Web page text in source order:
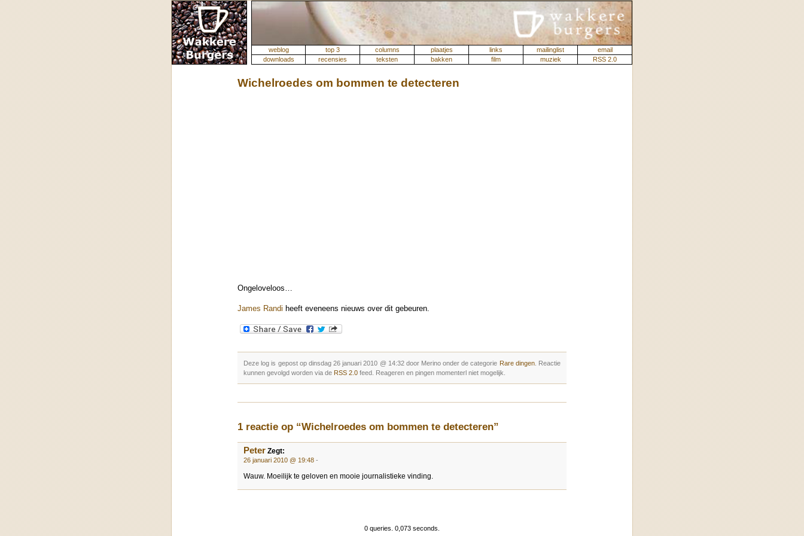
weblog top 3 columns plaatjes links mailinglist
email
downloads
recensies teksten bakken film muziek RSS 2.0
Wichelroedes om bommen te detecteren
Ongeloveloos…
James Randi heeft eveneens nieuws over dit gebeuren.
Deze log is gepost op dinsdag 26 januari 2010 @ 14:32 door Merino onder de categorie Rare dingen. Reactie
kunnen gevolgd worden via de RSS 2.0 feed. Reageren en pingen momenterl niet mogelijk.
1 reactie op “Wichelroedes om bommen te detecteren”
Peter Zegt:
26 januari 2010 @ 19:48 -
Wauw. Moeilijk te geloven en mooie journalistieke vinding.
0 queries. 0,073 seconds.